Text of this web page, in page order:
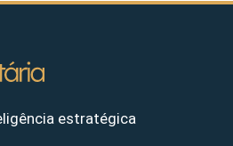
estratégica